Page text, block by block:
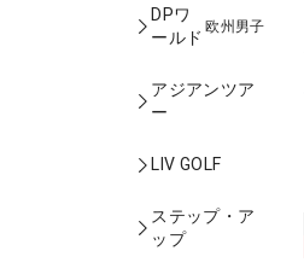
DPワ
ールド
欧州男子
アジアンツア
ー
LIV GOLF
ステップ・ア
ップ